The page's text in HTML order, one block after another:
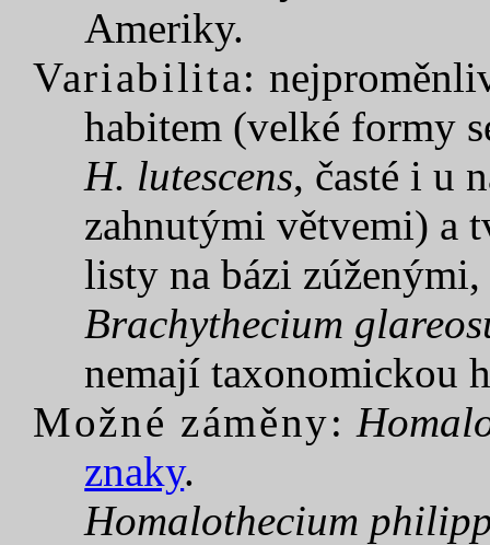
Ameriky.
Variabilita:
habitem (velké formy
H. lutescens, časté i u
zahnutými větvemi) a
listy na bázi
Brachythecium
nemají taxonomickou
Možné záměny:
znaky.
Homalothecium